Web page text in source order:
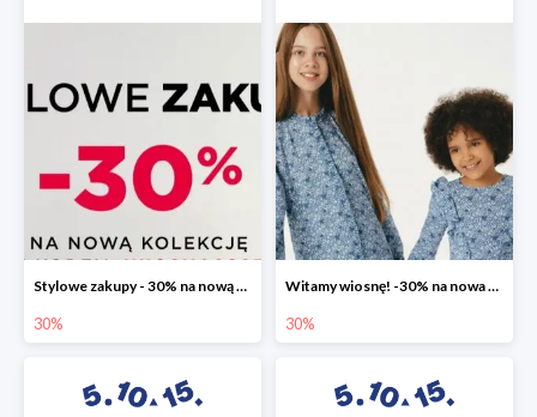
Stylowe zakupy - 30% na nową kolekcję
30%
Witamy wiosnę! -30% na nowa kolekcję
30%